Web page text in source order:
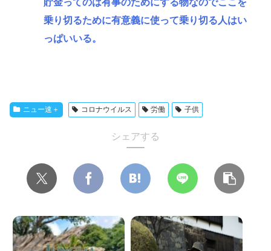
貯金ってのは有事のためにする物なのでここを
乗り切るために有意義に使って乗り切る人はい
っぱいいる。
ニュー速＋ コロナウイルス 労働 子供
シェアする